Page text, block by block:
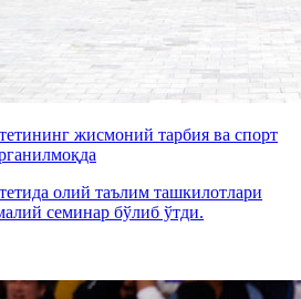
жисмоний тарбия ва спорт
олий таълим ташкилотлари
семинар бўлиб ўтди.